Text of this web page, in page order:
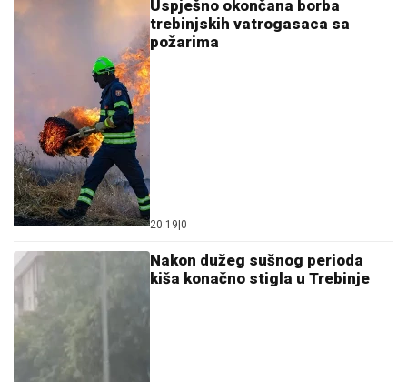
Uspješno okončana borba
trebinjskih vatrogasaca sa
požarima
20:19 0
Nakon dužeg sušnog perioda
kiša konačno stigla u Trebinje